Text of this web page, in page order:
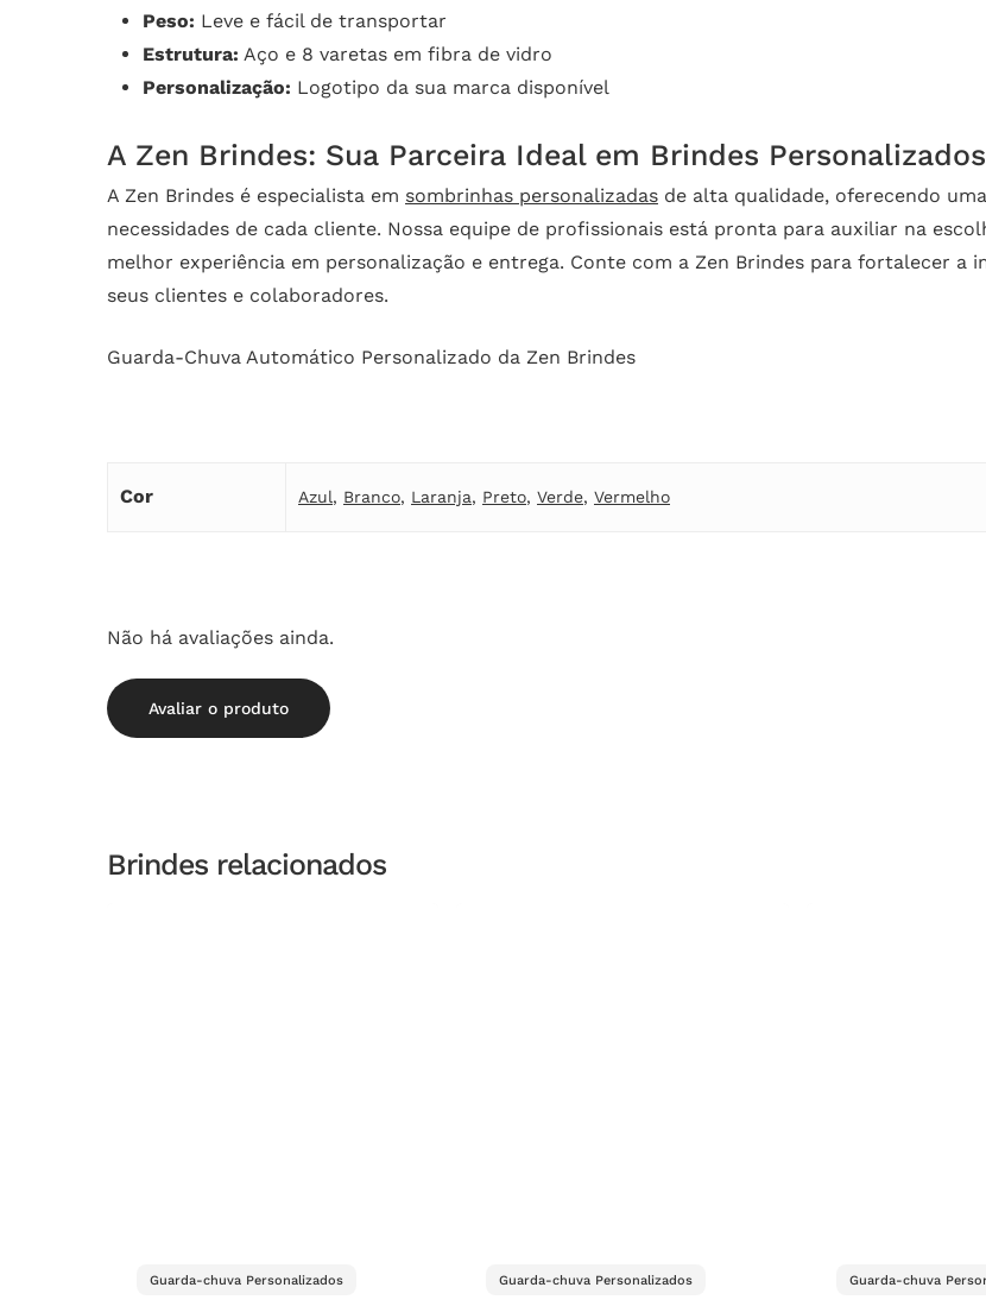
Peso: Leve e fácil de transportar
Estrutura: Aço e 8 varetas em fibra de vidro
Personalização: Logotipo da sua marca disponível
A Zen Brindes: Sua Parceira Ideal em Brindes Personalizados
A Zen Brindes é especialista em sombrinhas personalizadas de alta qualidade, oferecendo
necessidades de cada cliente. Nossa equipe de profissionais está pronta para auxiliar na
melhor experiência em personalização e entrega. Conte com a Zen Brindes para fortalecer a
seus clientes e colaboradores.
Guarda-Chuva Automático Personalizado da Zen Brindes
Cor Azul, Branco, Laranja, Preto, Verde, Vermelho
Não há avaliações ainda.
Avaliar o produto
Brindes relacionados
Guarda-chuva Personalizados Guarda-chuva Personalizados Guarda-chuva